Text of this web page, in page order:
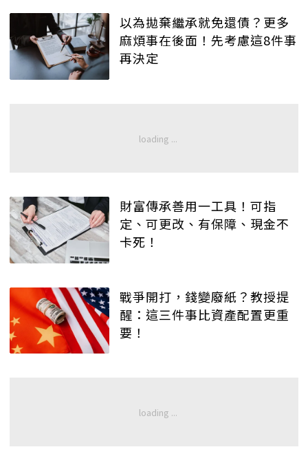
以為拋棄繼承就免還債？更多
麻煩事在後面！先考慮這8件事
再決定
財富傳承善用一工具！可指
定、可更改、有保障、現金不
卡死！
戰爭開打，錢變廢紙？教授提
醒：這三件事比資產配置更重
要！